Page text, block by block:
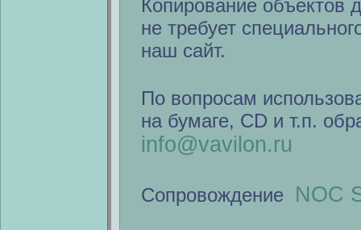
Копирование объектов
не требует
наш сайт.
По вопросам
на бумаге, CD и т.п.
info@vavilon.ru
Сопровождение NOC